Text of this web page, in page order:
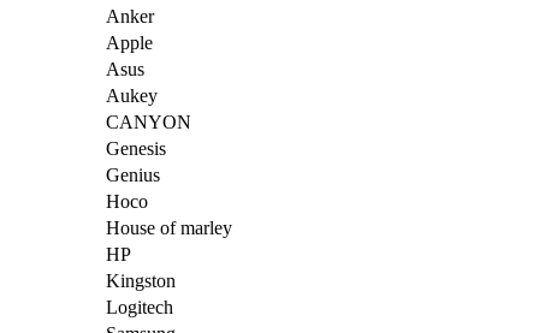
Anker
Apple
Asus
Aukey
CANYON
Genesis
Genius
Hoco
House of marley
HP
Kingston
Logitech